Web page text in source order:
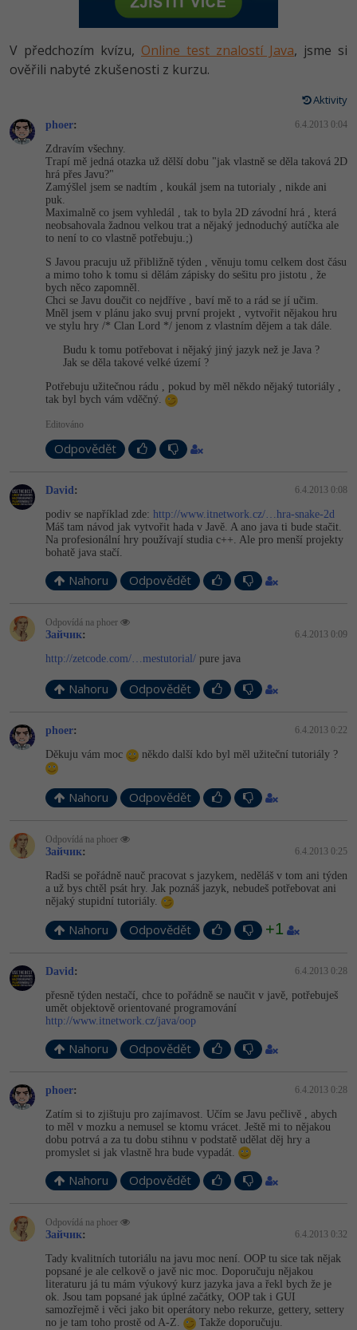
HTML5, CSS3, Bootstrap, SEO
SQL a databáze
UML a návrhové vzory
React
Spring
ASP.NET MVC
Django
Best practices
PHP
JavaScript
HTML / CSS
UML a návrhové vzory
MySQL/MariaDB
MS-SQL
SQLite
Vývojář mobilních aplikací
Specialista na AI a bigdata
Tester
Systémový administrátor
Grafik / UX/UI návrhář
3D grafik
Projektový manažer
Databázový analytik
Copywriter
WordPress specialista
SEO specialista
-80%
JavaScript -80%
Swift -80%
-80%
C -80%
VB.NET
SQL
Návrh SW -80%
Algoritmy -41%
Umělá inteligence (AI)
Pro děti
Fórum
Kurzy e-commerce
Testování softwaru
Datová analýza
Digitální gramotnost
WordPress
SEO -30%
UX
Business
-25%
MS Office
Google Dokumenty
Linux
Sítě
Kybernetická bezpečnost
Elektronický podpis
Fórum
Kurzy designu
HTML/CSS
Photoshop -80%
-30%
Adobe XD -15%
Adobe InDesign
Adobe After Effects
Blender
Fotografování -80%
Fórum
Příběhy absolventů
Kariéra
Pro firmy
V předchozím kvízu, Online test znalostí Java, jsme si
ověřili nabyté zkušenosti z kurzu.
Aktivity
phoer: 6.4.2013 0:04
Zdravím všechny.
Trapí mě jedná otazka už dělší dobu "jak vlastně se děla taková 2D
hrá přes Javu?"
Zamýšlel jsem se nadtím , koukál jsem na tutorialy , nikde ani
puk.
Maximalně co jsem vyhledál , tak to byla 2D závodní hrá , která
neobsahovala žadnou velkou trat a nějaký jednoduchý autíčka ale
to není to co vlastně potřebuju.;)
S Javou pracuju už přibližně týden , věnuju tomu celkem dost čásu
a mimo toho k tomu si dělám zápisky do sešitu pro jistotu , že
bych něco zapomněl.
Chci se Javu doučit co nejdříve , baví mě to a rád se jí učim.
Mněl jsem v plánu jako svuj první projekt , vytvořit nějakou hru
ve stylu hry /* Clan Lord */ jenom z vlastním dějem a tak dále.
Budu k tomu potřebovat i nějaký jiný jazyk než je Java ?
Jak se děla takové velké území ?
Potřebuju užitečnou rádu , pokud by měl někdo nějaký tutoriály ,
tak byl bych vám vděčný.
Editováno
Odpovědět
David : 6.4.2013 0:08
podiv se například zde: http://www.itnetwork.cz/…hra-snake-2d
Máš tam návod jak vytvořit hada v Javě. A ano java ti bude stačit.
Na profesionální hry používají studia c++. Ale pro menší projekty
bohatě java stačí.
Nahoru Odpovědět
Odpovídá na phoer
Зайчик: 6.4.2013 0:09
http://zetcode.com/…mestutorial/ pure java
Nahoru Odpovědět
phoer: 6.4.2013 0:22
Děkuju vám moc někdo další kdo byl měl užiteční tutoriály ?
Nahoru Odpovědět
Odpovídá na phoer
Зайчик: 6.4.2013 0:25
Radši se pořádně nauč pracovat s jazykem, neděláš v tom ani týden
a už bys chtěl psát hry. Jak poznáš jazyk, nebudeš potřebovat ani
nějaký stupidní tutoriály.
Nahoru Odpovědět +1
David: 6.4.2013 0:28
přesně týden nestačí, chce to pořádně se naučit v javě, potřebuješ
umět objektově orientované programování
http://www.itnetwork.cz/java/oop
Nahoru Odpovědět
phoer: 6.4.2013 0:28
Zatím si to zjištuju pro zajímavost. Učím se Javu pečlivě , abych
to měl v mozku a nemusel se ktomu vrácet. Ještě mi to nějakou
dobu potrvá a za tu dobu stihnu v podstatě udělat děj hry a
promyslet si jak vlastně hra bude vypadát.
Nahoru Odpovědět
Odpovídá na phoer
Зайчик: 6.4.2013 0:32
Tady kvalitních tutoriálu na javu moc není. OOP tu sice tak nějak
popsané je ale celkově o javě nic moc. Doporučuju nějakou
literaturu já tu mám výukový kurz jazyka java a řekl bych že je
ok. Jsou tam popsané jak úplné začátky, OOP tak i GUI
samozřejmě i věci jako bit operátory nebo rekurze, gettery, settery
no je tam toho prostě od A-Z.
Takže doporučuju.